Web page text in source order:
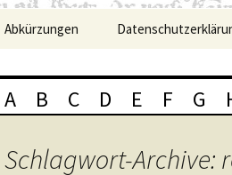
Abkürzungen
A B C D E F G
Schlagwort-Archive: